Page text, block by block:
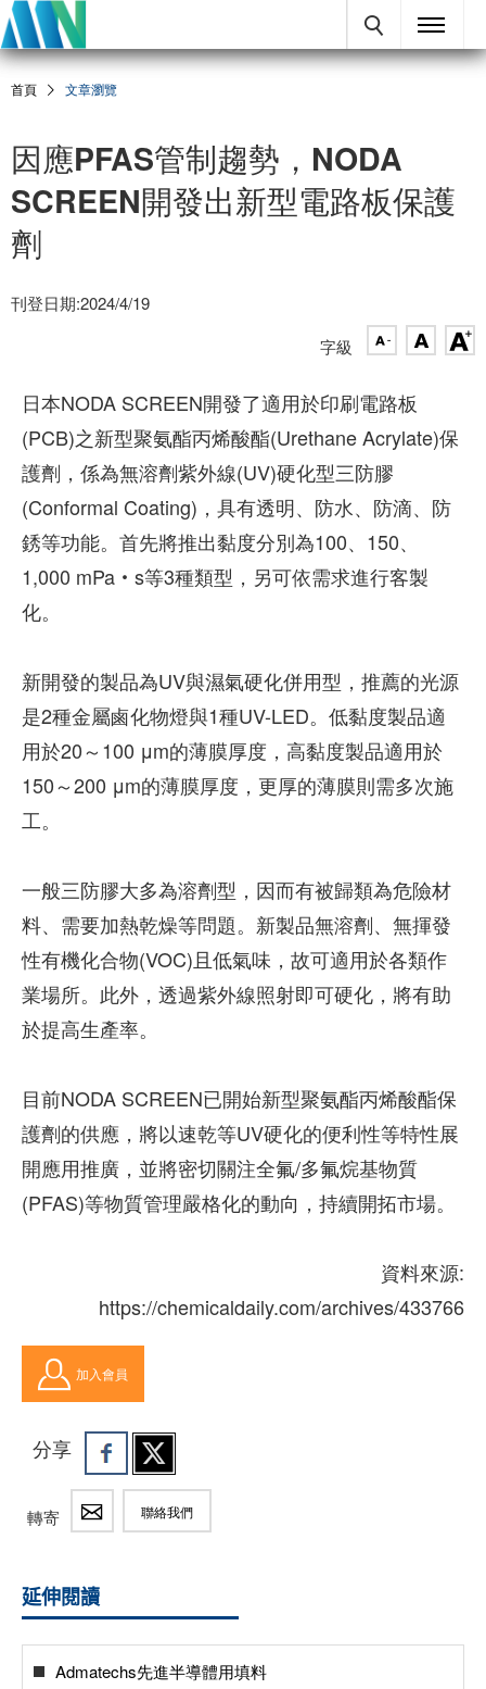
首頁 文章瀏覽
因應PFAS管制趨勢，NODA
SCREEN開發出新型電路板保護
劑
刊登日期:2024/4/19
字級
日本NODA SCREEN開發了適用於印刷電路板
(PCB)之新型聚氨酯丙烯酸酯(Urethane Acrylate)保
護劑，係為無溶劑紫外線(UV)硬化型三防膠
(Conformal Coating)，具有透明、防水、防滴、防
銹等功能。首先將推出黏度分別為100、150、
1,000 mPa‧s等3種類型，另可依需求進行客製
化。
新開發的製品為UV與濕氣硬化併用型，推薦的光源
是2種金屬鹵化物燈與1種UV-LED。低黏度製品適
用於20～100 μm的薄膜厚度，高黏度製品適用於
150～200 μm的薄膜厚度，更厚的薄膜則需多次施
工。
一般三防膠大多為溶劑型，因而有被歸類為危險材
料、需要加熱乾燥等問題。新製品無溶劑、無揮發
性有機化合物(VOC)且低氣味，故可適用於各類作
業場所。此外，透過紫外線照射即可硬化，將有助
於提高生產率。
目前NODA SCREEN已開始新型聚氨酯丙烯酸酯保
護劑的供應，將以速乾等UV硬化的便利性等特性展
開應用推廣，並將密切關注全氟/多氟烷基物質
(PFAS)等物質管理嚴格化的動向，持續開拓市場。
資料來源:
https://chemicaldaily.com/archives/433766
加入會員
分享
轉寄 聯絡我們
延伸閱讀
Admatechs先進半導體用填料